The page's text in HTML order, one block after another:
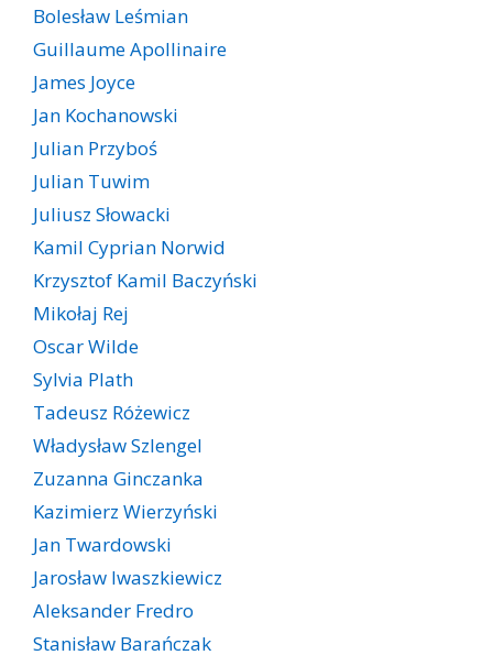
Bolesław Leśmian
Guillaume Apollinaire
James Joyce
Jan Kochanowski
Julian Przyboś
Julian Tuwim
Juliusz Słowacki
Kamil Cyprian Norwid
Krzysztof Kamil Baczyński
Mikołaj Rej
Oscar Wilde
Sylvia Plath
Tadeusz Różewicz
Władysław Szlengel
Zuzanna Ginczanka
Kazimierz Wierzyński
Jan Twardowski
Jarosław Iwaszkiewicz
Aleksander Fredro
Stanisław Barańczak